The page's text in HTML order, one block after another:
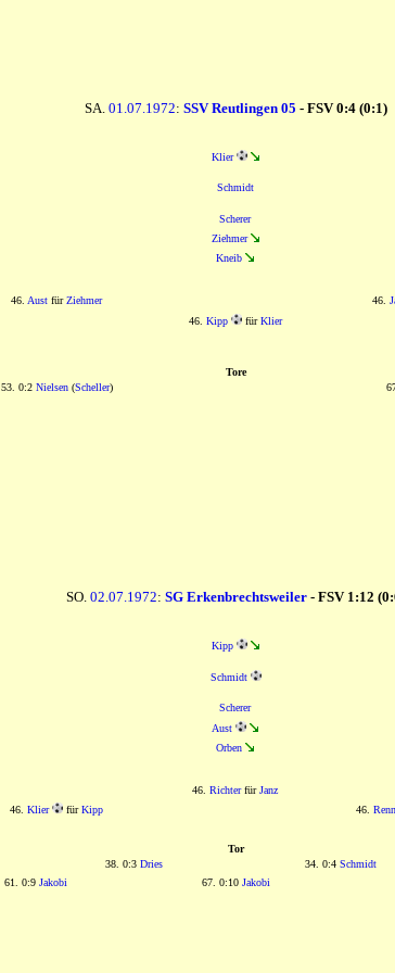
SA. 01.07.1972: SSV Reutlingen 05 - FSV 0:4 (0:1)
Klier
Schmidt
Scherer
Ziehmer
Kneib
46. Aust fürZiehmer 46.
46. Kipp fürKlier
Tore
53. 0:2 Nielsen(Scheller)
SO. 02.07.1972: SG Erkenbrechtsweiler- FSV 1:12
Kipp
Schmidt
Scherer
Aust
Orben
46. RichterfürJanz
46. Klier fürKipp 46.
Tor
38. 0:3 Dries 34. 0:4 Schmidt
61. 0:9 Jakobi 67. 0:10 Jakobi